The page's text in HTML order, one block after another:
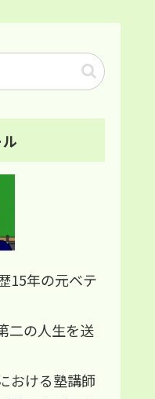
15年の元ベテ
二の人生を送
おける塾講師